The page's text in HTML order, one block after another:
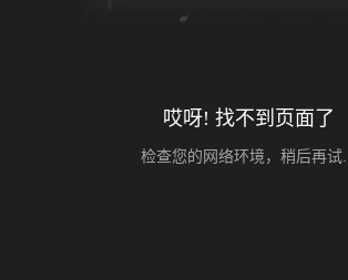
哎呀! 找不到页面了
检查您的网络环境，稍后再试...